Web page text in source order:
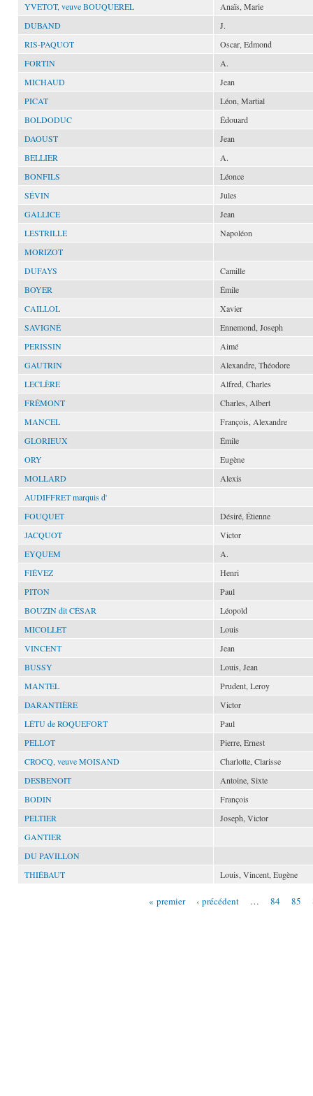
YVETOT, veuve BOUQUEREL
Anaïs, Marie
DUBAND
J.
RIS-PAQUOT
Oscar, Edmond
FORTIN
A.
MICHAUD
Jean
PICAT
Léon, Martial
BOLDODUC
Édouard
DAOUST
Jean
BELLIER
A.
BONFILS
Léonce
SÉVIN
Jules
GALLICE
Jean
LESTRILLE
Napoléon
MORIZOT
DUFAYS
Camille
BOYER
Émile
CAILLOL
Xavier
SAVIGNÉ
Ennemond, Joseph
PERISSIN
Aimé
GAUTRIN
Alexandre, Théodore
LECLÈRE
Alfred, Charles
FRÉMONT
Charles, Albert
MANCEL
François, Alexandre
GLORIEUX
Émile
ORY
Eugène
MOLLARD
Alexis
AUDIFFRET marquis d'
FOUQUET
Désiré, Étienne
JACQUOT
Victor
EYQUEM
A.
FIÉVEZ
Henri
PITON
Paul
BOUZIN dit CÉSAR
Léopold
MICOLLET
Louis
VINCENT
Jean
BUSSY
Louis, Jean
MANTEL
Prudent, Leroy
DARANTIÈRE
Victor
LÉTU de ROQUEFORT
Paul
PELLOT
Pierre, Ernest
CROCQ, veuve MOISAND
Charlotte, Clarisse
DESBENOIT
Antoine, Sixte
BODIN
François
PELTIER
Joseph, Victor
GANTIER
DU PAVILLON
THIÉBAUT
Louis, Vincent, Eugène
« premier ‹ précédent … 84 85